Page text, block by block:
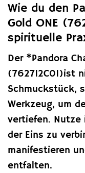
Wie du den
Gold ONE
spirituelle
Der *Pandora
(762712C01)ist
Schmuckstück,
Werkzeug, um
vertiefen. Nutze
der Eins zu
manifestieren
entfalten.